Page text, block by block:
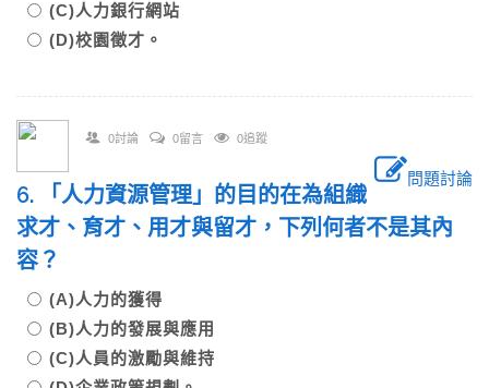
(C)人力銀行網站
(D)校園徵才。
0討論 0留言 0追蹤
問題討論
6. 「人力資源管理」的目的在為組織
求才、育才、用才與留才，下列何者不是其內
容？
(A)人力的獲得
(B)人力的發展與應用
(C)人員的激勵與維持